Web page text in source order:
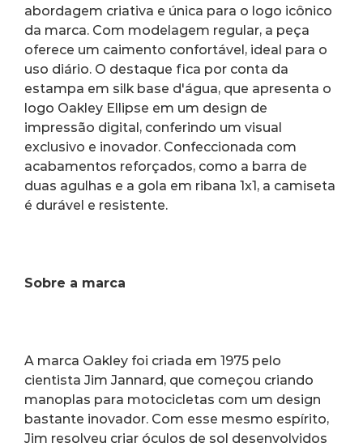
abordagem criativa e única para o logo icônico
da marca. Com modelagem regular, a peça
oferece um caimento confortável, ideal para o
uso diário. O destaque fica por conta da
estampa em silk base d'água, que apresenta o
logo Oakley Ellipse em um design de
impressão digital, conferindo um visual
exclusivo e inovador. Confeccionada com
acabamentos reforçados, como a barra de
duas agulhas e a gola em ribana 1x1, a camiseta
é durável e resistente.
Sobre a marca
A marca Oakley foi criada em 1975 pelo
cientista Jim Jannard, que começou criando
manoplas para motocicletas com um design
bastante inovador. Com esse mesmo espírito,
Jim resolveu criar óculos de sol desenvolvidos